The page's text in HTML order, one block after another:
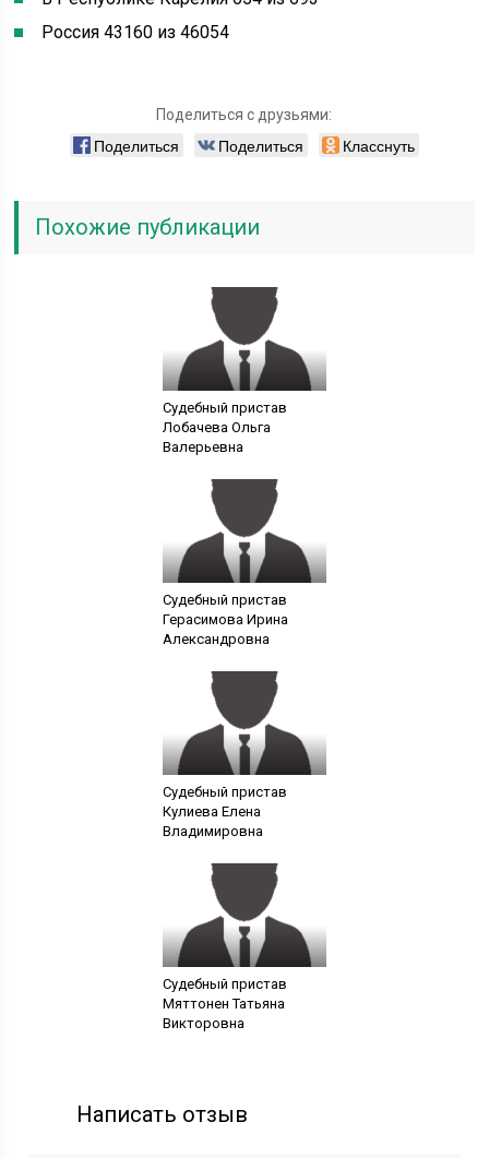
Россия 43160 из 46054
Поделиться с друзьями:
Поделиться Поделиться Класснуть
Похожие публикации
Судебный пристав
Лобачева Ольга
Валерьевна
Судебный пристав
Герасимова Ирина
Александровна
Судебный пристав
Кулиева Елена
Владимировна
Судебный пристав
Мяттонен Татьяна
Викторовна
Написать отзыв